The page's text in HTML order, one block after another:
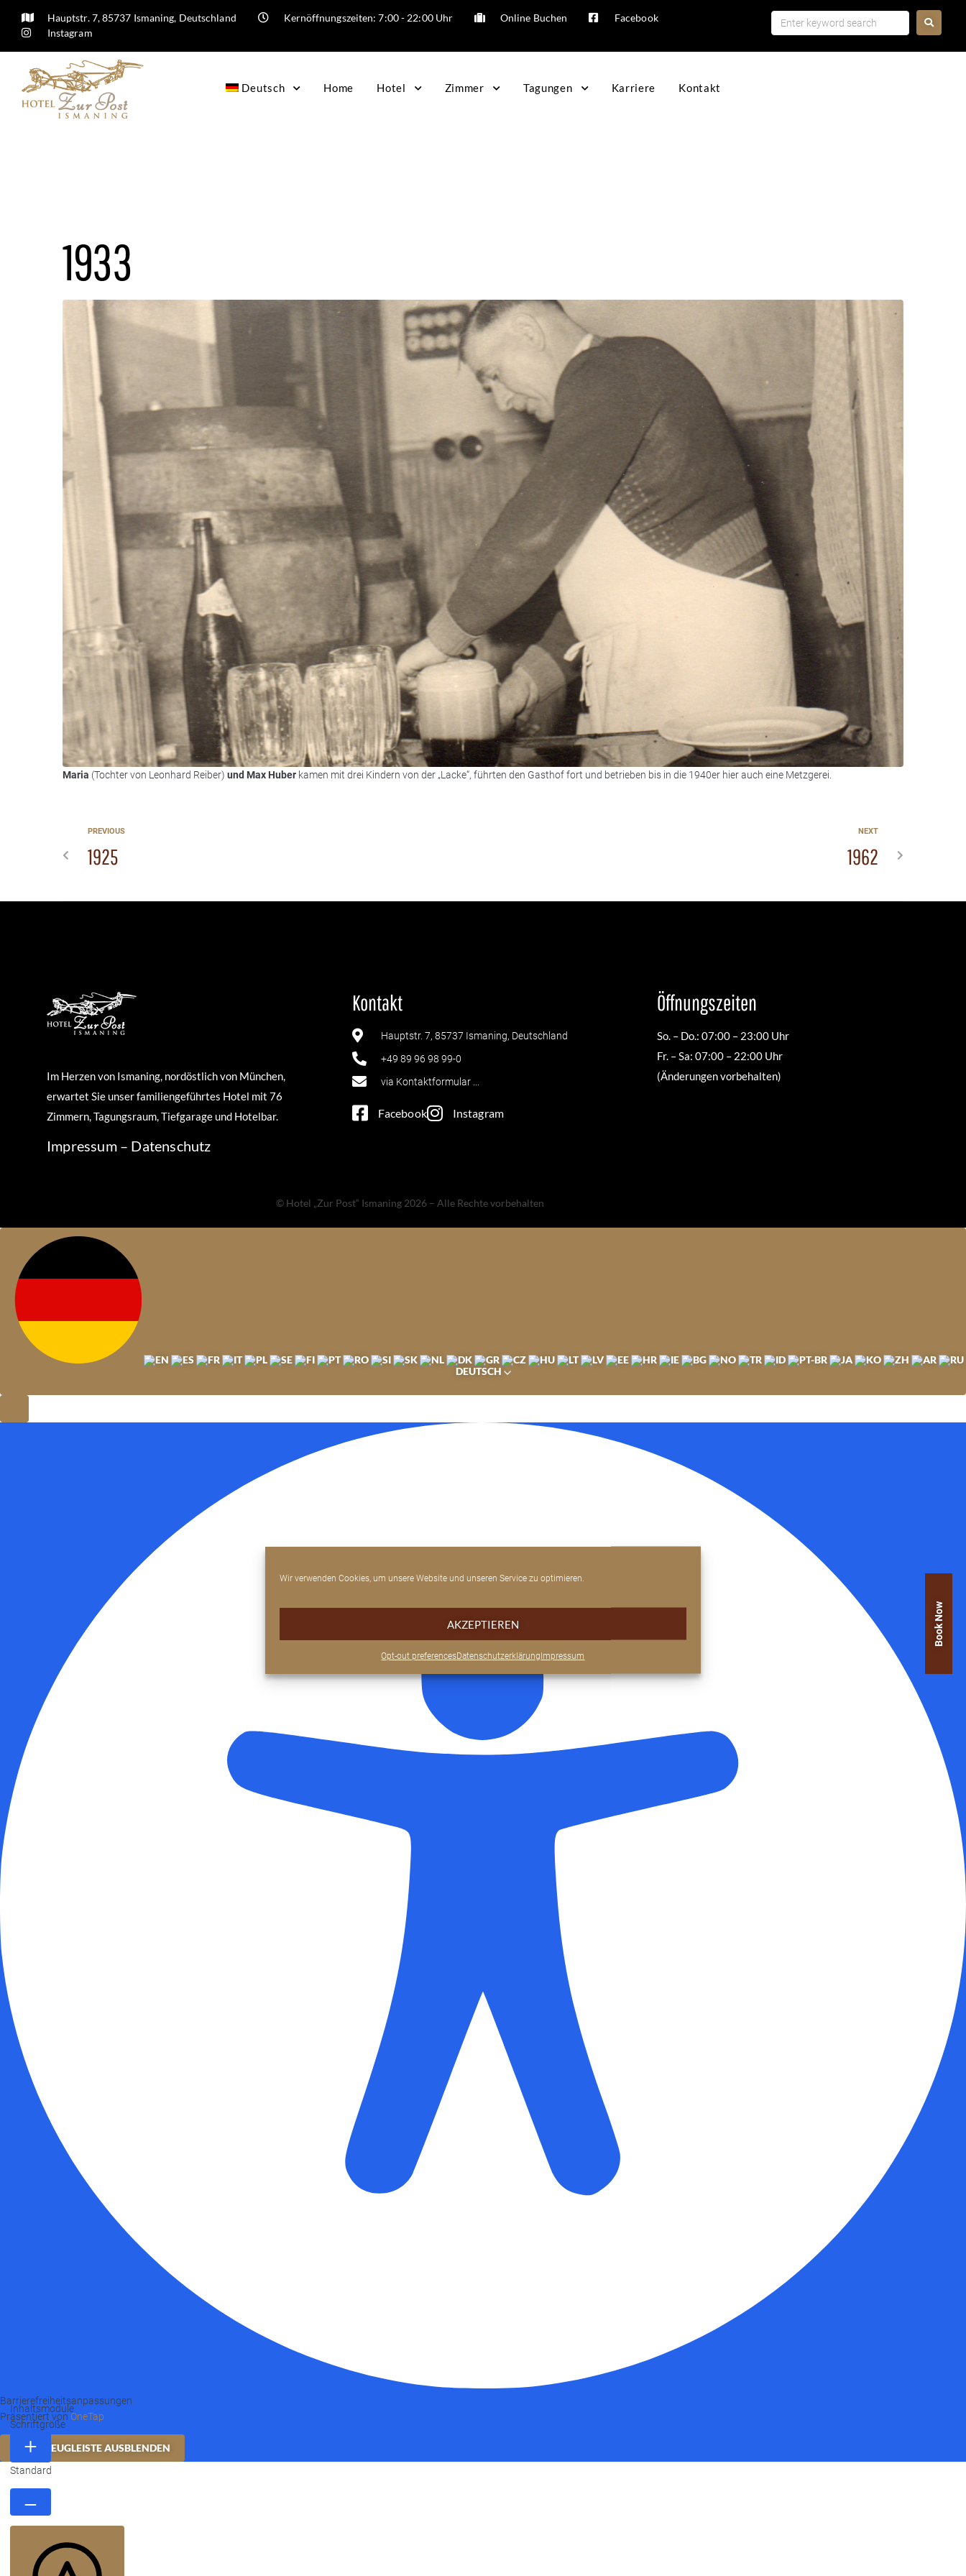
Wir verwenden Cookies, um unsere Website und unseren Service zu optimieren.
AKZEPTIEREN
Opt-out preferencesDatenschutzerklärungImpressum
Hauptstr. 7, 85737 Ismaning, Deutschland Kernöffnungszeiten: 7:00 - 22:00 Uhr Online Buchen
Facebook
Instagram
Deutsch Home Hotel Zimmer Tagungen Karriere Kontakt
1933
Maria (Tochter von Leonhard Reiber) und Max Huber kamen mit drei Kindern von der „Lacke“, führten den Gasthof fort und betrieben bis in die 1940er hier auch eine Metzgerei.
PREVIOUS
1925
NEXT
1962
Im Herzen von Ismaning, nordöstlich von München,
erwartet Sie unser familiengeführtes Hotel mit 76
Zimmern, Tagungsraum, Tiefgarage und Hotelbar.
Impressum– Datenschutz
Kontakt
Hauptstr. 7, 85737 Ismaning, Deutschland
+49 89 96 98 99-0
via Kontaktformular ...
Facebook Instagram
Öffnungszeiten
So. – Do.: 07:00 – 23:00 Uhr
Fr. – Sa: 07:00 – 22:00 Uhr
(Änderungen vorbehalten)
© Hotel „Zur Post“ Ismaning 2026 – Alle Rechte vorbehalten
DEUTSCH
Barrierefreiheitsanpassungen
Präsentiert von OneTap
WERKZEUGLEISTE AUSBLENDEN
Inhaltsmodule
Schriftgröße
Standard
Book Now